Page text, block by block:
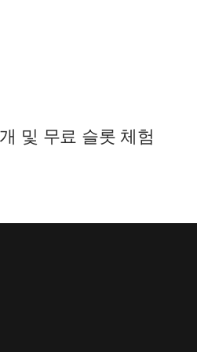
및 무료 슬롯 체험